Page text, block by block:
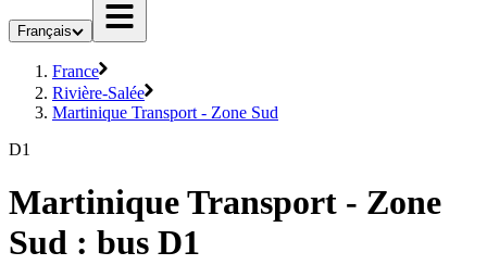
Français
France
Rivière-Salée
Martinique Transport - Zone Sud
D1
Martinique Transport - Zone
Sud : bus D1